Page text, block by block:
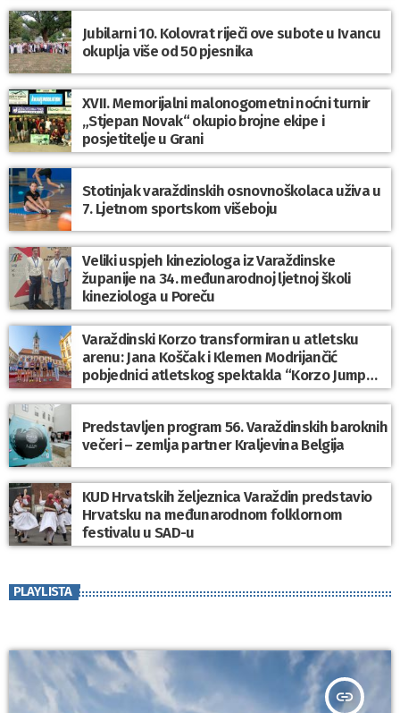
Jubilarni 10. Kolovrat riječi ove subote u Ivancu
okuplja više od 50 pjesnika
XVII. Memorijalni malonogometni noćni turnir
„Stjepan Novak“ okupio brojne ekipe i
posjetitelje u Grani
Stotinjak varaždinskih osnovnoškolaca uživa u
7. Ljetnom sportskom višeboju
Veliki uspjeh kineziologa iz Varaždinske
županije na 34. međunarodnoj ljetnoj školi
kineziologa u Poreču
Varaždinski Korzo transformiran u atletsku
arenu: Jana Koščak i Klemen Modrijančić
pobjednici atletskog spektakla “Korzo Jump
2026”
Predstavljen program 56. Varaždinskih baroknih
večeri – zemlja partner Kraljevina Belgija
KUD Hrvatskih željeznica Varaždin predstavio
Hrvatsku na međunarodnom folklornom
festivalu u SAD-u
PLAYLISTA
insert_link